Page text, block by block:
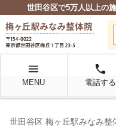
世田谷区で5万人以上の
menu
MENU
local_phone
電話する
世田谷区 梅ヶ丘駅みなみ整